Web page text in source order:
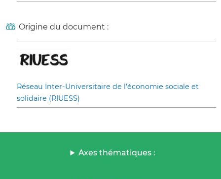
Origine du document :
Réseau Inter-Universitaire de l’économie sociale et
solidaire (RIUESS)
Axes thématiques :